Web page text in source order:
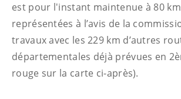
est pour l'instant maintenue à 80
représentées à l’avis de la
travaux avec les 229 km d’autres
départementales déjà prévues en
rouge sur la carte ci-après).